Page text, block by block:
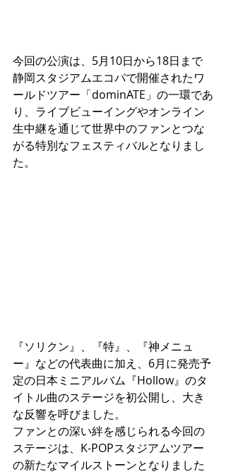
今回の公演は、5月10日から18日まで
静岡スタジアムエコパで開催されたワ
ールドツアー「dominATE」の一環であ
り、ライブビューイングやオンライン
生中継を通じて世界中のファンとつな
がる特別なフェスティバルとなりまし
た。
『ソリクン』、『特』、『神メニュ
ー』などの代表曲に加え、6月に発売予
定の日本ミニアルバム『Hollow』のタ
イトル曲のステージを初公開し、大き
な反響を呼びました。
ファンとの深い絆を感じられる今回の
ステージは、K-POPスタジアムツアー
の新たなマイルストーンとなりました